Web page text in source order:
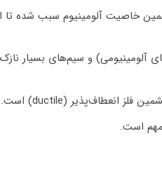
خاصیت آلومینیوم سبب شده تا
و سیم‌های بسیار
مهم است.